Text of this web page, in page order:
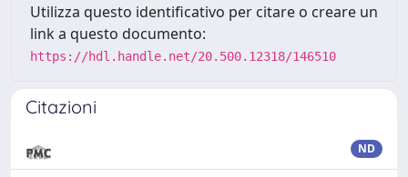
Utilizza questo identificativo per citare o creare un
link a questo documento:
https://hdl.handle.net/20.500.12318/146510
Citazioni
ND